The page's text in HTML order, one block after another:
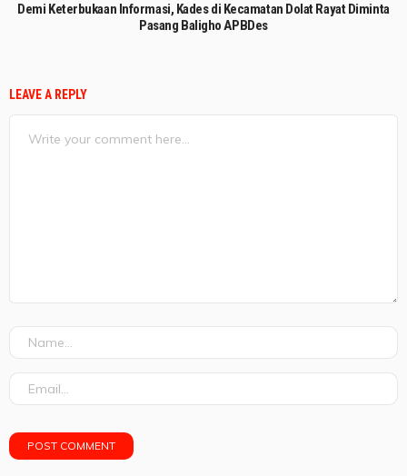
Demi Keterbukaan Informasi, Kades di Kecamatan Dolat Rayat Diminta
Pasang Baligho APBDes
LEAVE A REPLY